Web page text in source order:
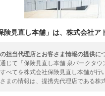
険見直し本舗」は、株式会社
の担当代理店とお客さま情報の提供に
じて「保険見直し本舗 泉パークタ
べてを株式会社保険見直し本舗が行
まの情報は、提携先代理店である